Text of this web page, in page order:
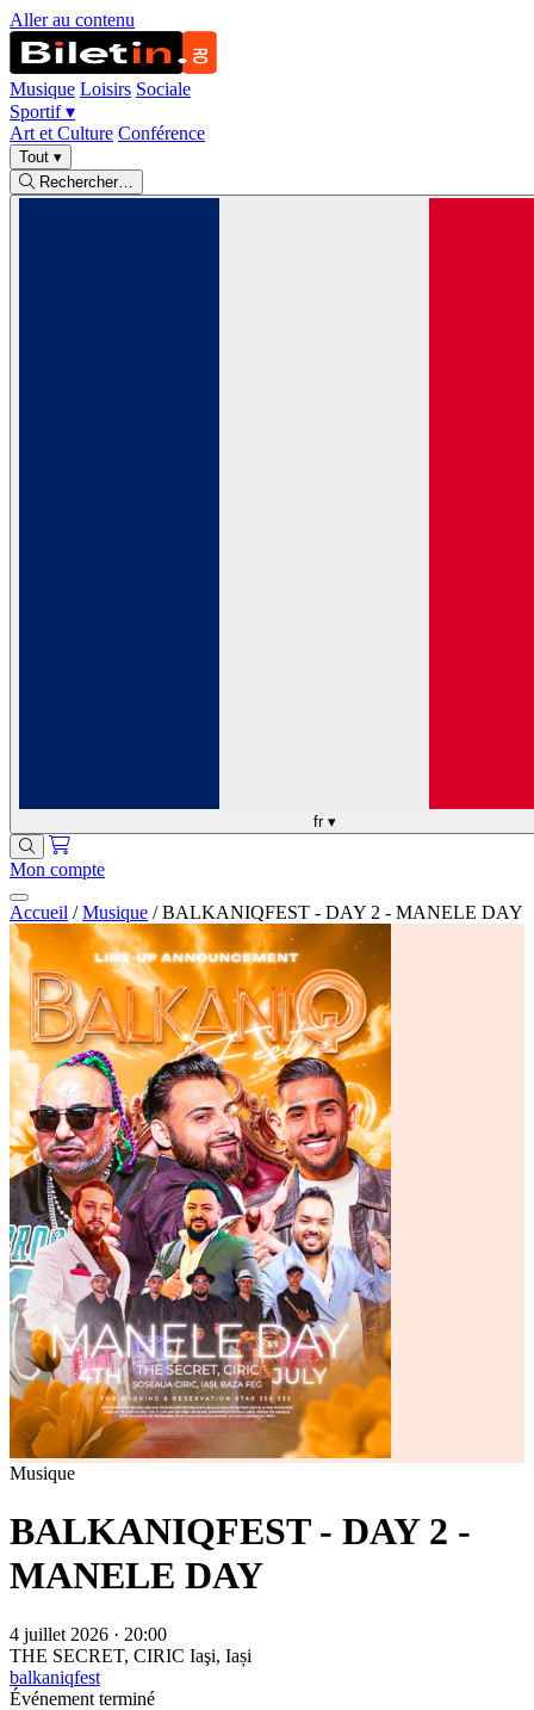
Aller au contenu
Musique Loisirs Sociale
Sportif▾
Art et Culture Conférence
Tout ▾
Rechercher…
fr ▾
Mon compte
Accueil / Musique / BALKANIQFEST - DAY 2 - MANELE DAY
Musique
BALKANIQFEST - DAY 2 -
MANELE DAY
4 juillet 2026 · 20:00
THE SECRET, CIRIC Iaşi, Iași
balkaniqfest
Événement terminé